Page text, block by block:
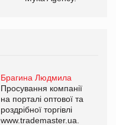
Брагина Людмила
Просування компанії
на порталі оптової та
роздрібної торгівлі
www.trademaster.ua.